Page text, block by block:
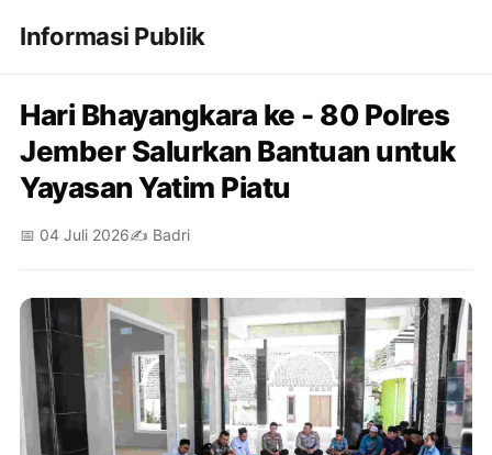
Informasi Publik
Hari Bhayangkara ke - 80 Polres
Jember Salurkan Bantuan untuk
Yayasan Yatim Piatu
📅 04 Juli 2026✍️ Badri